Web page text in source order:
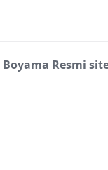
Boyama Resmi